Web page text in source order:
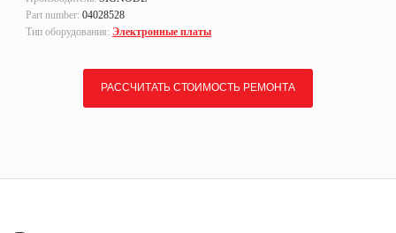
Part number: 04028528
Тип оборудования: Электронные платы
РАССЧИТАТЬ СТОИМОСТЬ РЕМОНТА